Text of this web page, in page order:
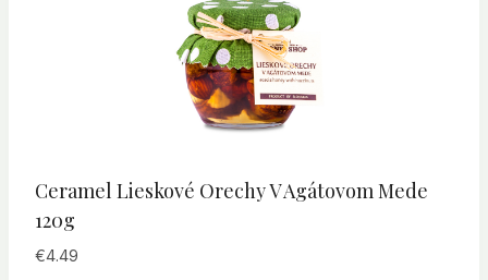
Ceramel Lieskové Orechy V Agátovom Mede
120g
€4.49